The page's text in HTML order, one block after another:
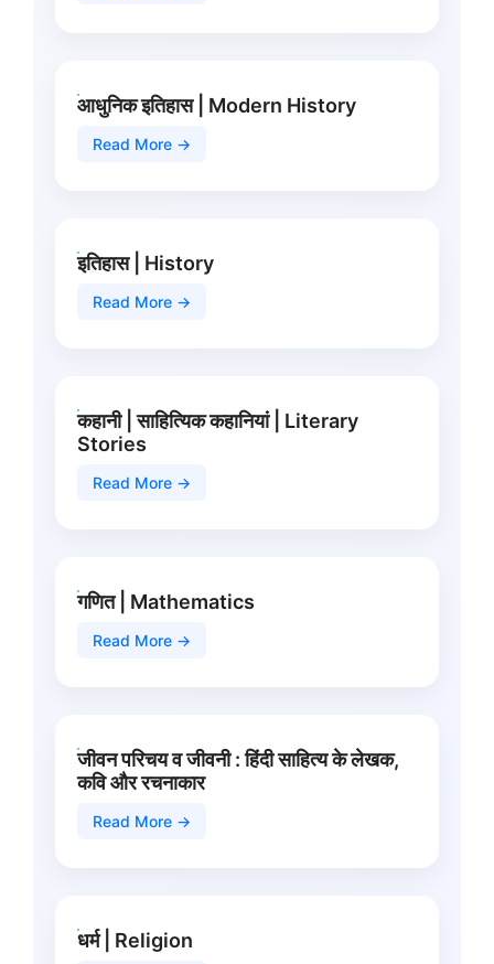
आधुनिक इतिहास | Modern History
Read More →
इतिहास | History
Read More →
कहानी | साहित्यिक कहानियां | Literary
Stories
Read More →
गणित | Mathematics
Read More →
जीवन परिचय व जीवनी : हिंदी साहित्य के लेखक,
कवि और रचनाकार
Read More →
धर्म | Religion